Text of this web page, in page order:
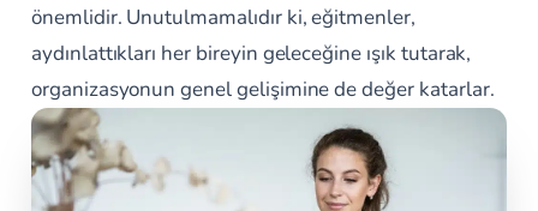
önemlidir. Unutulmamalıdır ki, eğitmenler,
aydınlattıkları her bireyin geleceğine ışık tutarak,
organizasyonun genel gelişimine de değer katarlar.